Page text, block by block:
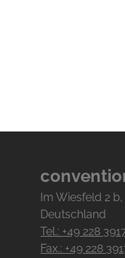
Im Wiesfeld 2 b
Deutschland
Tel.: +49 228
Fax.: +49 228